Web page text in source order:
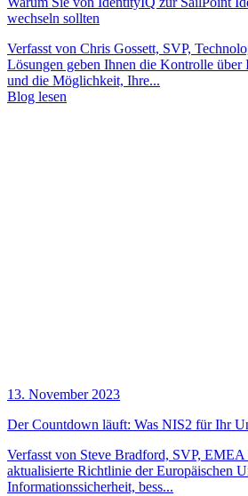
wechseln sollten
Verfasst von Chris Gossett, SVP,
Lösungen geben Ihnen die Kontrolle über
und die Möglichkeit, Ihre...
Blog lesen
13. November 2023
Der Countdown läuft: Was NIS2 für Ihr
Verfasst von Steve Bradford, SVP, EMEA
aktualisierte Richtlinie der Europäischen
Informationssicherheit, bess...